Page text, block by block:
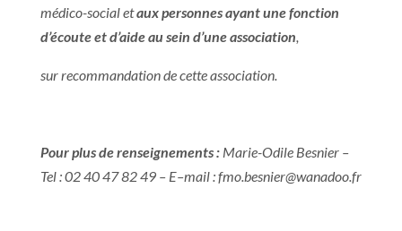
médico-social etaux personnes ayant une fonction
d’écoute et d’aide au sein d’une association,
sur recommandation de cette association.
Pour plus de renseignements :Marie-Odile Besnier –
Tel : 02 40 47 82 49 – E–mail :fmo.besnier@wanadoo.fr